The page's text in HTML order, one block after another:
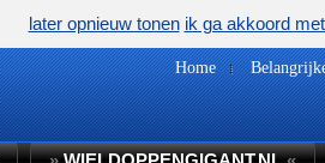
Home
later opnieuw tonen ik ga akkoord